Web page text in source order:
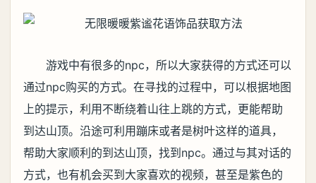
游戏中有很多的npc，所以大家获得的方式还可以
通过npc购买的方式。在寻找的过程中，可以根据地图
上的提示，利用不断绕着山往上跳的方式，更能帮助
到达山顶。沿途可利用蹦床或者是树叶这样的道具，
帮助大家顺利的到达山顶，找到npc。通过与其对话的
方式，也有机会买到大家喜欢的视频，甚至是紫色的